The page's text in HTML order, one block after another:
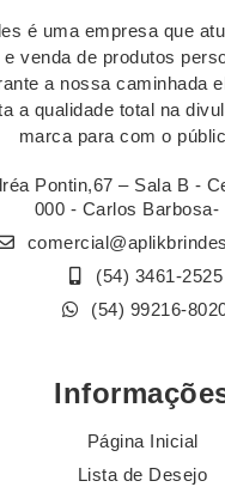
é uma empresa que
venda de produtos
a nossa caminhada
a qualidade total na
marca para com o
Pontin,67 – Sala B -
000 - Carlos Barbosa-
(54) 3461-2525
(54) 99216-
Página Inicial
Lista de Desejo